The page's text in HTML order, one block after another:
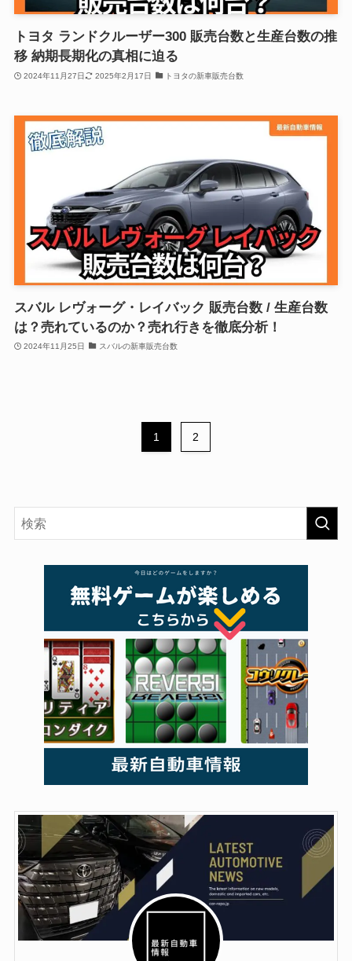
トヨタ ランドクルーザー300 販売台数と生産台数の推
移 納期長期化の真相に迫る
2024年11月27日 2025年2月17日 トヨタの新車販売台数
スバル レヴォーグ・レイバック 販売台数 / 生産台数
は？売れているのか？売れ行きを徹底分析！
2024年11月25日 スバルの新車販売台数
1 2